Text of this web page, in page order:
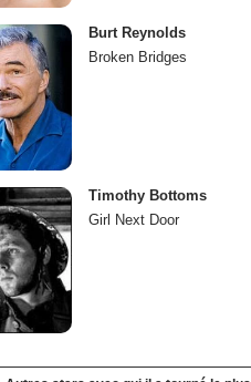
Burt Reynolds
Broken Bridges
Timothy Bottoms
Girl Next Door